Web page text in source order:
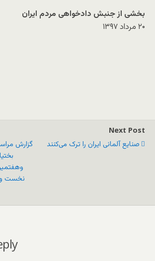
بخشی از جنبش دادخواهی مردم ایران
۲۰ مرداد ۱۳۹۷
گزارش
نخست
Next Post
صنایع آلمانی ایران را ترک می‌کنند